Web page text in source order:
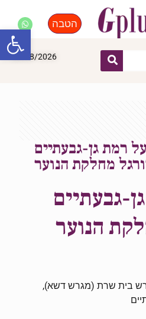
הטבה
06/08/2026
רמת גן-גבעתיים
מחלקת הנוער
גבעתיים
הנוער
בית שרת (מגרש דשא),
פתח